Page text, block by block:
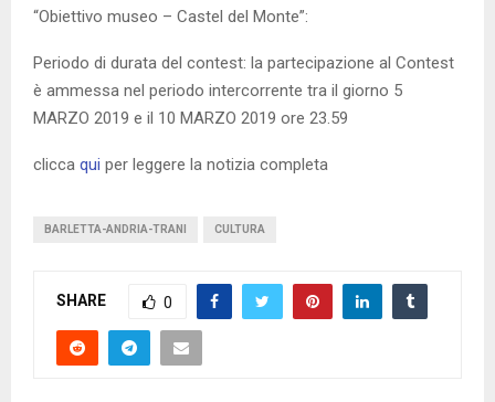
“Obiettivo museo – Castel del Monte”:
Periodo di durata del contest: la partecipazione al Contest
è ammessa nel periodo intercorrente tra il giorno 5
MARZO 2019 e il 10 MARZO 2019 ore 23.59
clicca qui per leggere la notizia completa
BARLETTA-ANDRIA-TRANI CULTURA
SHARE 0